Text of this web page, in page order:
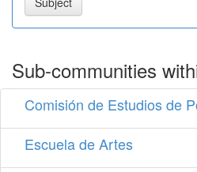
Sub-communities
Comisión de Estudios de
Escuela de Artes